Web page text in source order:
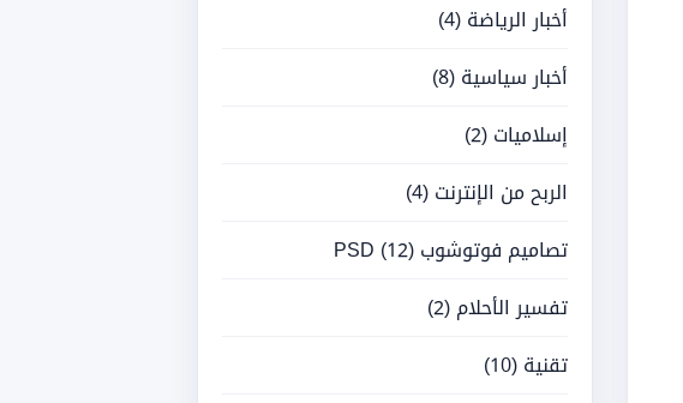
أخبار الرياضة(4)
أخبار سياسية(8)
إسلاميات(2)
الربح من الإنترنت(4)
تصاميم فوتوشوب PSD(12)
تفسير الأحلام(2)
تقنية(10)